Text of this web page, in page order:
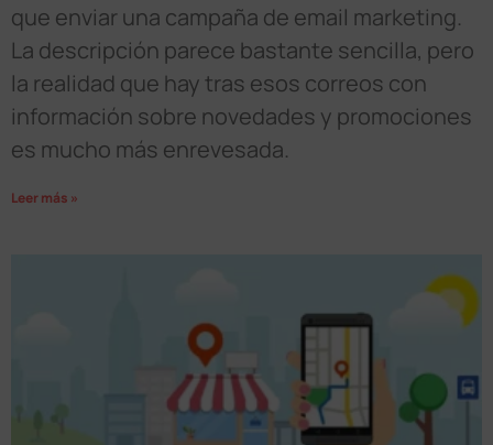
que enviar una campaña de email marketing.
La descripción parece bastante sencilla, pero
la realidad que hay tras esos correos con
información sobre novedades y promociones
es mucho más enrevesada.
Leer más »